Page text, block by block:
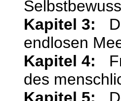
Kapitel 3:
endlosen
Kapitel 4:
des